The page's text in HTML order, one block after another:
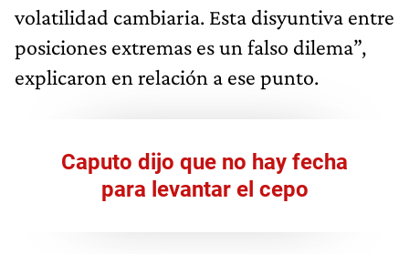
volatilidad cambiaria. Esta disyuntiva entre
posiciones extremas es un falso dilema”,
explicaron en relación a ese punto.
Caputo dijo que no hay fecha
para levantar el cepo